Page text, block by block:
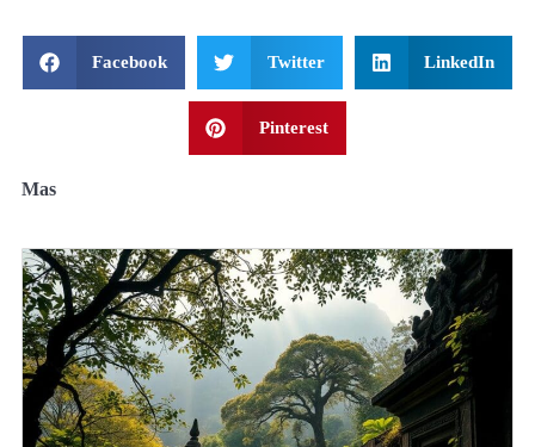
Facebook Twitter LinkedIn
Pinterest
Mas